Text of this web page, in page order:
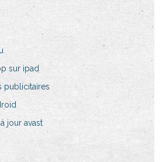
sur ipad
publicitaires
jour avast